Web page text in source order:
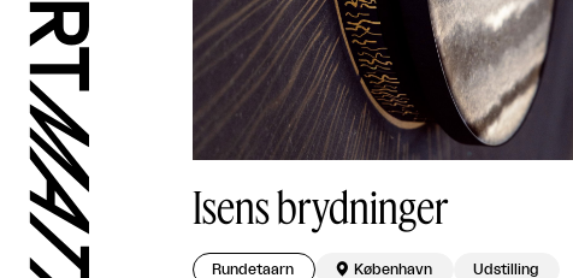
Isens brydninger
Rundetaarn  København Udstilling